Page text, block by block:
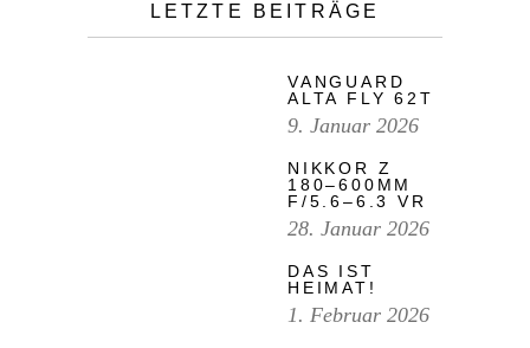
LETZTE BEITRÄGE
VANGUARD
ALTA FLY 62T
9. Januar 2026
NIKKOR Z
180–600MM
F/5.6–6.3 VR
28. Januar 2026
DAS IST
HEIMAT!
1. Februar 2026